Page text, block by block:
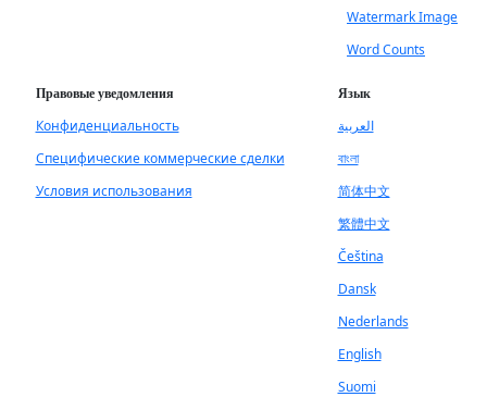
Watermark Image
Word Counts
Правовые уведомления
Конфиденциальность
Специфические коммерческие сделки
Условия использования
Язык
العربية
বাংলা
简体中文
繁體中文
Čeština
Dansk
Nederlands
English
Suomi